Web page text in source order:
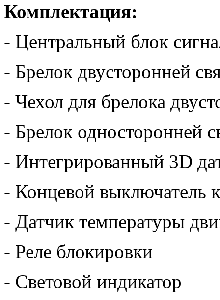
Комплектация:
- Центральный блок
- Брелок двусторонней
- Чехол для брелока
- Брелок односторонней
- Интегрированный 3D
- Концевой выключатель
- Датчик температуры
- Реле блокировки
- Световой индикатор